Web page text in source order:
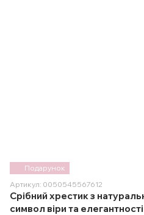
Подарунок
Артикул: 0050545567612
Срібний хрестик з
символ віри та елегантності